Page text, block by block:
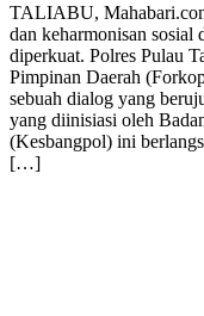
TALIABU,
dan keharmonisan sosial
diperkuat. Polres Pulau
Pimpinan Daerah
sebuah dialog yang
yang diinisiasi oleh
(Kesbangpol) ini
[…]